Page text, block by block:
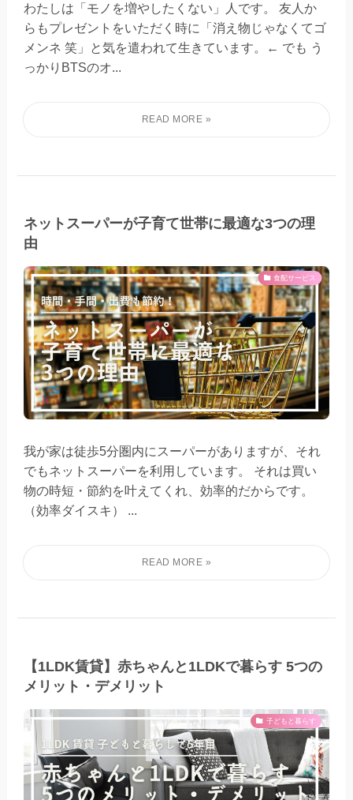
わたしは「モノを増やしたくない」人です。 友人か
らもプレゼントをいただく時に「消え物じゃなくてゴ
メンネ 笑」と気を遣われて生きています。← でも う
っかりBTSのオ...
ネットスーパーが子育て世帯に最適な3つの理
由
食配サービス
我が家は徒歩5分圏内にスーパーがありますが、それ
でもネットスーパーを利用しています。 それは買い
物の時短・節約を叶えてくれ、効率的だからです。
（効率ダイスキ） ...
【1LDK賃貸】赤ちゃんと1LDKで暮らす 5つの
メリット・デメリット
子どもと暮らす